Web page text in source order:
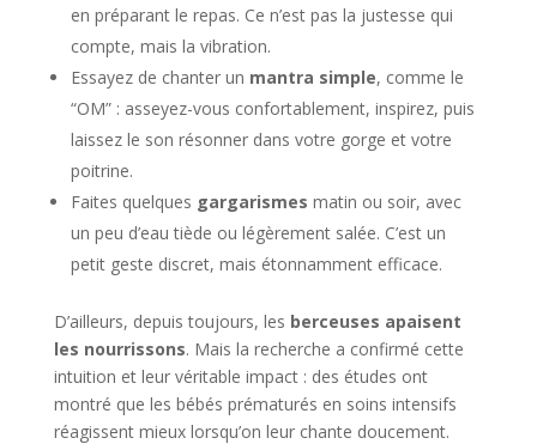
en préparant le repas. Ce n’est pas la justesse qui
compte, mais la vibration.
Essayez de chanter un mantra simple, comme le
“OM” : asseyez-vous confortablement, inspirez, puis
laissez le son résonner dans votre gorge et votre
poitrine.
Faites quelques gargarismes matin ou soir, avec
un peu d’eau tiède ou légèrement salée. C’est un
petit geste discret, mais étonnamment efficace.
D’ailleurs, depuis toujours, les berceuses apaisent
les nourrissons. Mais la recherche a confirmé cette
intuition et leur véritable impact : des études ont
montré que les bébés prématurés en soins intensifs
réagissent mieux lorsqu’on leur chante doucement.